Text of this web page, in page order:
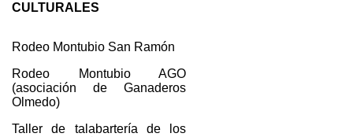
CULTURALES
Rodeo Montubio San Ramón
Rodeo Montubio AGO
(asociación de Ganaderos
Olmedo)
Taller de talabartería de los